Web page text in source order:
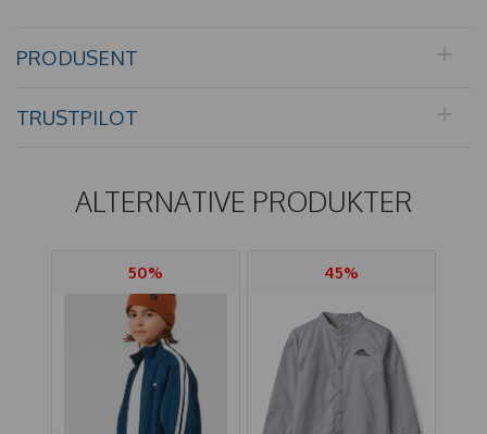
PRODUSENT
TRUSTPILOT
ALTERNATIVE PRODUKTER
50% 45%